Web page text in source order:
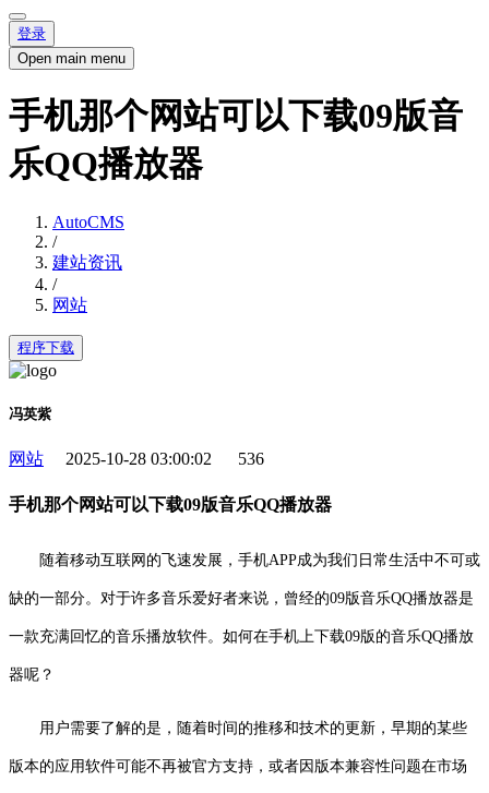
登录
Open main menu
手机那个网站可以下载09版音
乐QQ播放器
AutoCMS
/
建站资讯
/
网站
程序下载
冯英紫
网站 2025-10-28 03:00:02 536
手机那个网站可以下载09版音乐QQ播放器
随着移动互联网的飞速发展，手机APP成为我们日常生活中不可或
缺的一部分。对于许多音乐爱好者来说，曾经的09版音乐QQ播放器是
一款充满回忆的音乐播放软件。如何在手机上下载09版的音乐QQ播放
器呢？
用户需要了解的是，随着时间的推移和技术的更新，早期的某些
版本的应用软件可能不再被官方支持，或者因版本兼容性问题在市场